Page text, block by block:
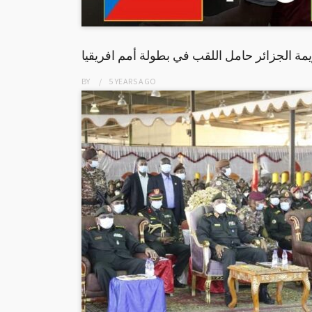
الجزائر حامل اللقب في بطولة أمم افريقيا
BY 5 YEARSAGO